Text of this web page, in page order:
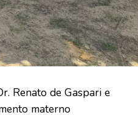
Renato de Gaspari e
materno